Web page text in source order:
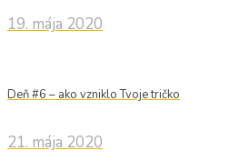
19. mája 2020
Deň #6 – ako vzniklo Tvoje tričko
21. mája 2020